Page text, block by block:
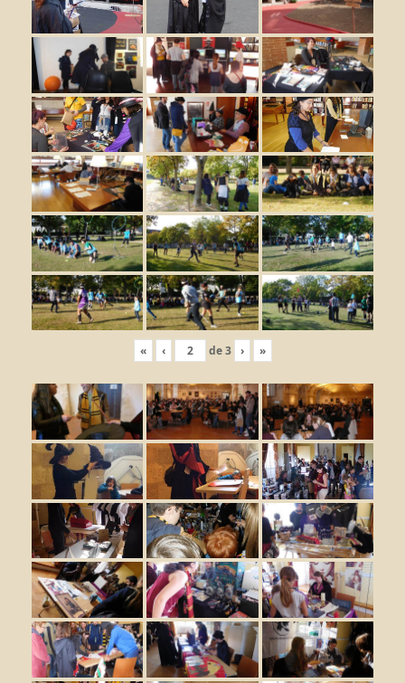
« ‹ de3 › »